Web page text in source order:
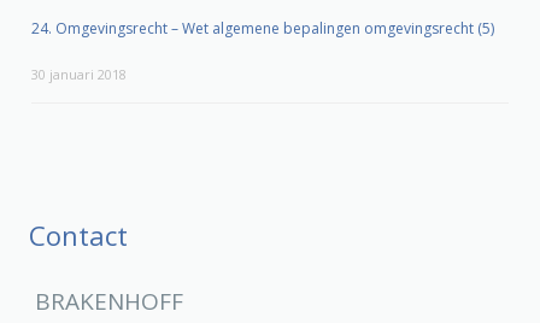
24. Omgevingsrecht – Wet algemene bepalingen omgevingsrecht (5)
30 januari 2018
Contact
BRAKENHOFF